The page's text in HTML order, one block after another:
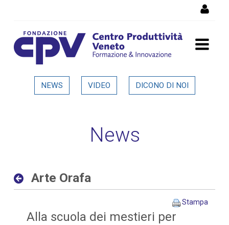
Arte Orafa - Dettaglio in
NEWS VIDEO DICONO DI NOI
News
Arte Orafa
Stampa
Alla scuola dei mestieri per